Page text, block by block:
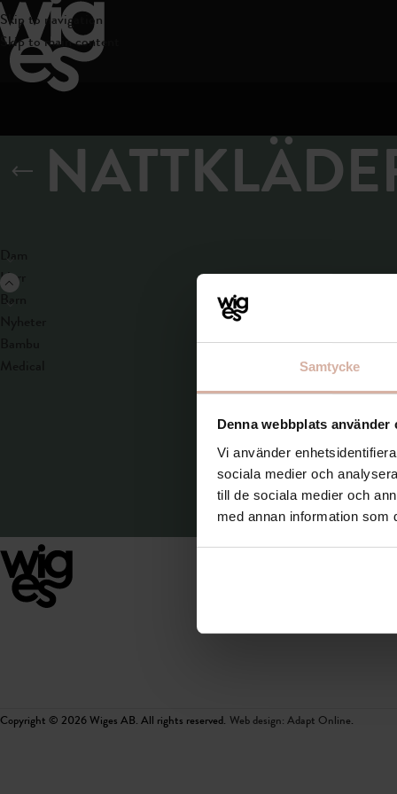
Samtycke
Denna webbplats använder
Vi använder
sociala medier och
till de sociala medier och
med annan information som
Skip to navigation
Skip to main content
Dam
Herr
Barn
Hem Herr
KUNDSERVICE
Copyright © 2026 Wiges AB. All rights reserved​​. Web design: Adapt Online.